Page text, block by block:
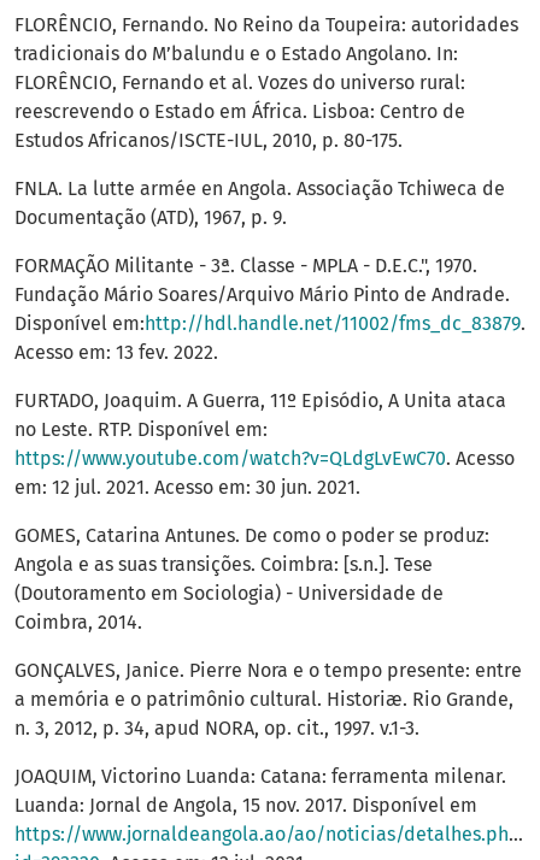
FLORÊNCIO, Fernando. No Reino da Toupeira: autoridades
tradicionais do M’balundu e o Estado Angolano. In:
FLORÊNCIO, Fernando et al. Vozes do universo rural:
reescrevendo o Estado em África. Lisboa: Centro de
Estudos Africanos/ISCTE-IUL, 2010, p. 80-175.
FNLA. La lutte armée en Angola. Associação Tchiweca de
Documentação (ATD), 1967, p. 9.
FORMAÇÃO Militante - 3ª. Classe - MPLA - D.E.C.", 1970.
Fundação Mário Soares/Arquivo Mário Pinto de Andrade.
Disponível em: http://hdl.handle.net/11002/fms_dc_83879.
Acesso em: 13 fev. 2022.
FURTADO, Joaquim. A Guerra, 11º Episódio, A Unita ataca
no Leste. RTP. Disponível em:
https://www.youtube.com/watch?v=QLdgLvEwC70. Acesso
em: 12 jul. 2021. Acesso em: 30 jun. 2021.
GOMES, Catarina Antunes. De como o poder se produz:
Angola e as suas transições. Coimbra: [s.n.]. Tese
(Doutoramento em Sociologia) - Universidade de
Coimbra, 2014.
GONÇALVES, Janice. Pierre Nora e o tempo presente: entre
a memória e o patrimônio cultural. Historiæ. Rio Grande,
n. 3, 2012, p. 34, apud NORA, op. cit., 1997. v.1-3.
JOAQUIM, Victorino Luanda: Catana: ferramenta milenar.
Luanda: Jornal de Angola, 15 nov. 2017. Disponível em
https://www.jornaldeangola.ao/ao/noticias/detalhes.php?